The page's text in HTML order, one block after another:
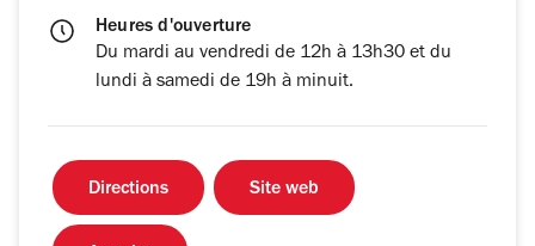
Heures d'ouverture
Du mardi au vendredi de 12h à 13h30 et du
lundi à samedi de 19h à minuit.
Directions Site web